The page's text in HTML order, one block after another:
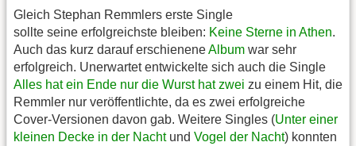
Gleich Stephan Remmlers erste Single
sollte seine erfolgreichste bleiben: Keine Sterne in Athen.
Auch das kurz darauf erschieneneAlbum war sehr
erfolgreich. Unerwartet entwickelte sich auch die Single
Alles hat ein Ende nur die Wurst hat zwei zu einem Hit, die
Remmler nur veröffentlichte, da es zwei erfolgreiche
Cover-Versionen davon gab. Weitere Singles (Unter einer
kleinen Decke in der Nachtund Vogel der Nacht) konnten